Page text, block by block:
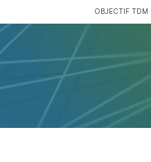
OBJECTIF TDM